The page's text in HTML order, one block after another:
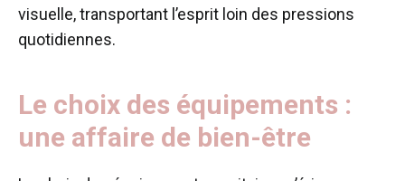
visuelle, transportant l’esprit loin des pressions
quotidiennes.
Le choix des équipements :
une affaire de bien-être